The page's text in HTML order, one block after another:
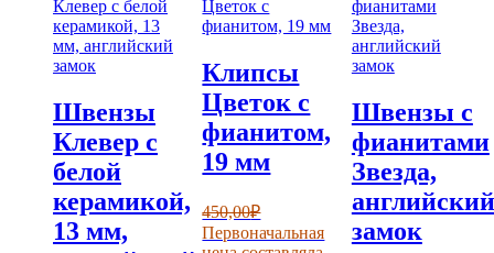
Швензы
Клевер с
белой
керамикой,
13 мм,
Клипсы
Цветок с
фианитом,
19 мм
450,00₽
Первоначальная
Швензы с
фианитами
Звезда,
английский
замок